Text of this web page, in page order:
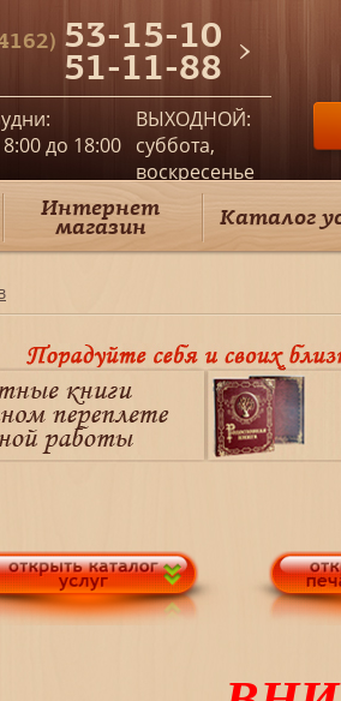
53-15-10
51-11-88
8:00 до 18:00
ВЫХОДНОЙ:
суббота,
воскресенье
Интернет
магазин Каталог